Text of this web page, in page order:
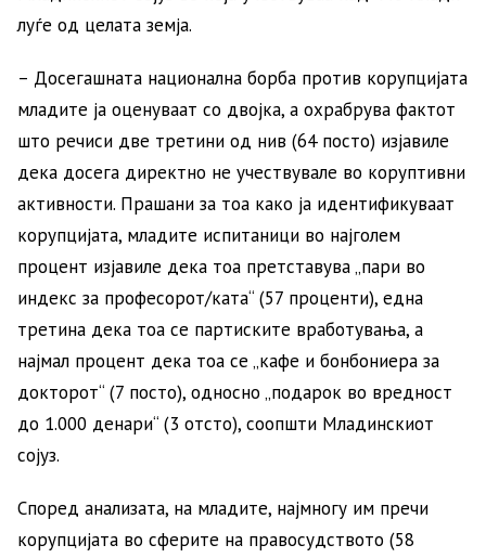
луѓе од целата земја.
– Досегашната национална борба против корупцијата
младите ја оценуваат со двојка, а охрабрува фактот
што речиси две третини од нив (64 посто) изјавиле
дека досега директно не учествувале во коруптивни
активности. Прашани за тоа како ја идентификуваат
корупцијата, младите испитаници во најголем
процент изјавиле дека тоа претставува „пари во
индекс за професорот/ката“ (57 проценти), една
третина дека тоа се партиските вработувања, а
најмал процент дека тоа се „кафе и бонбониера за
докторот“ (7 посто), односно „подарок во вредност
до 1.000 денари“ (3 отсто), соопшти Младинскиот
сојуз.
Според анализата, на младите, најмногу им пречи
корупцијата во сферите на правосудството (58